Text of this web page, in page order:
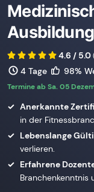
4.6 / 5.0
4 Tage
98%
Termine ab Sa. 05
Anerkannte
in der
Lebenslange
verlieren.
Erfahrene
Branchenkenntnis